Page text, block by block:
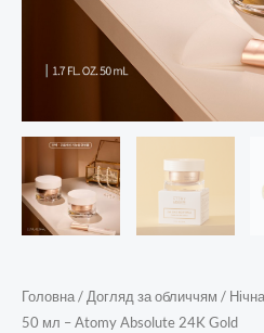
Головна/Догляд за обличчям /
50 мл – Atomy Absolute 24K Gold